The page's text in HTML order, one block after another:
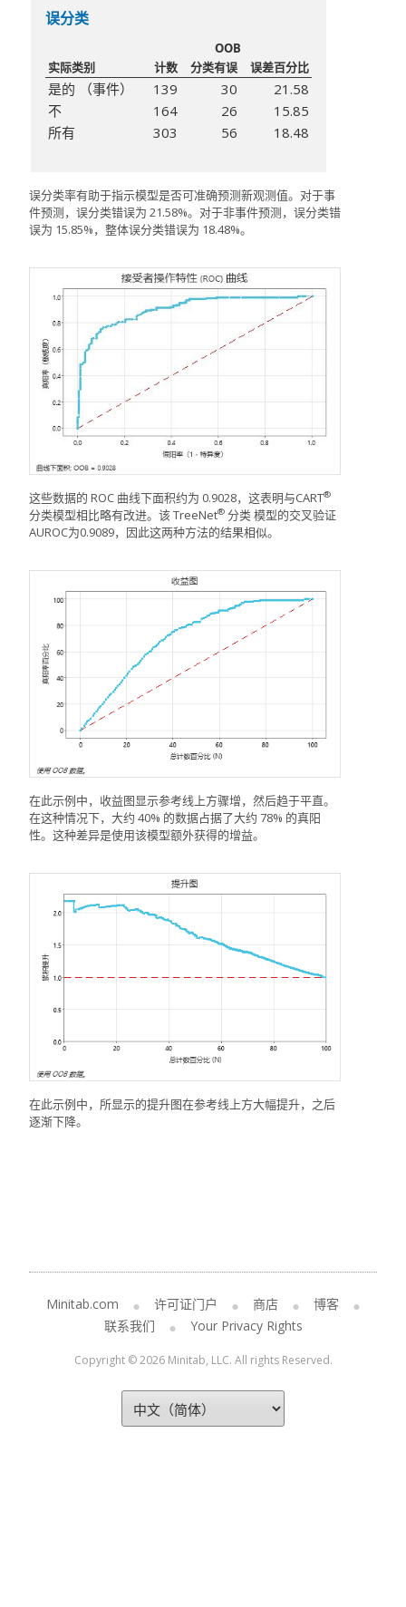
误分类
OOB
实际类别
计数 分类有误 误差百分比
是的 （事件） 139 30
21.58
不
164 26
15.85
所有
303 56 18.48
误分类率有助于指示模型是否可准确预测新观测值。对于事
件预测，误分类错误为 21.58%。对于非事件预测，误分类错
误为 15.85%，整体误分类错误为 18.48%。
这些数据的 ROC 曲线下面积约为 0.9028，这表明与CART®
分类模型相比略有改进。该TreeNet® 分类模型的交叉验证
AUROC为0.9089，因此这两种方法的结果相似。
在此示例中，收益图显示参考线上方骤增，然后趋于平直。
在这种情况下，大约 40% 的数据占据了大约 78% 的真阳
性。这种差异是使用该模型额外获得的增益。
在此示例中，所显示的提升图在参考线上方大幅提升，之后
逐渐下降。
Minitab.com 许可证门户 商店
博客
联系我们
Your Privacy Rights
Copyright © 2026 Minitab, LLC. All rights Reserved.